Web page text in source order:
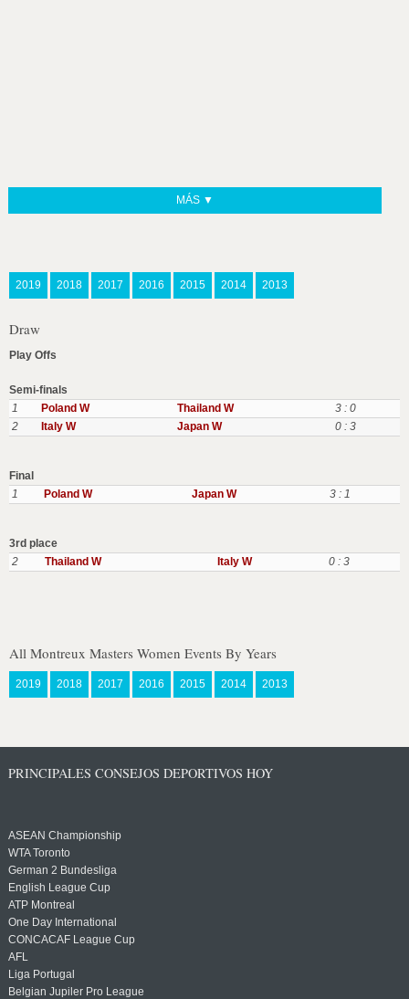
MÁS ▼
2019 2018 2017 2016 2015 2014 2013
Draw
Play Offs
Semi-finals
1
Poland W Thailand W
3 : 0
2
Italy W Japan W 0 : 3
Final
1
Poland W Japan W 3 : 1
3rd place
2
Thailand W Italy W 0 : 3
All Montreux Masters Women Events By Years
2019 2018 2017 2016 2015 2014 2013
PRINCIPALES CONSEJOS DEPORTIVOS HOY
ASEAN Championship
WTA Toronto
German 2 Bundesliga
English League Cup
ATP Montreal
One Day International
CONCACAF League Cup
AFL
Liga Portugal
Belgian Jupiler Pro League